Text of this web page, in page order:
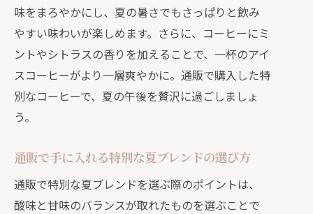
味をまろやかにし、夏の暑さでもさっぱりと飲み
やすい味わいが楽しめます。さらに、コーヒーにミ
ントやシトラスの香りを加えることで、一杯のアイ
スコーヒーがより一層爽やかに。通販で購入した特
別なコーヒーで、夏の午後を贅沢に過ごしましょ
う。
通販で手に入れる特別な夏ブレンドの選び方
通販で特別な夏ブレンドを選ぶ際のポイントは、
酸味と甘味のバランスが取れたものを選ぶことで